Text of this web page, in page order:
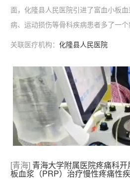
面，化隆县人民医院引进了富血小板
病、运动损伤等骨科疾病患者多了一个
关联医疗机构： 化隆县人民医院
[青海] 青海大学附属医院疼痛科
板血浆（PRP）治疗慢性疼痛性